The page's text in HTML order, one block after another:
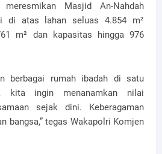
Masjid An-Nahdah
di atas lahan seluas 4.854 m²
m² dan kapasitas hingga 976
berbagai rumah ibadah di satu
kita ingin menanamkan nilai
sejak dini. Keberagaman
bangsa,” tegas Wakapolri Komjen